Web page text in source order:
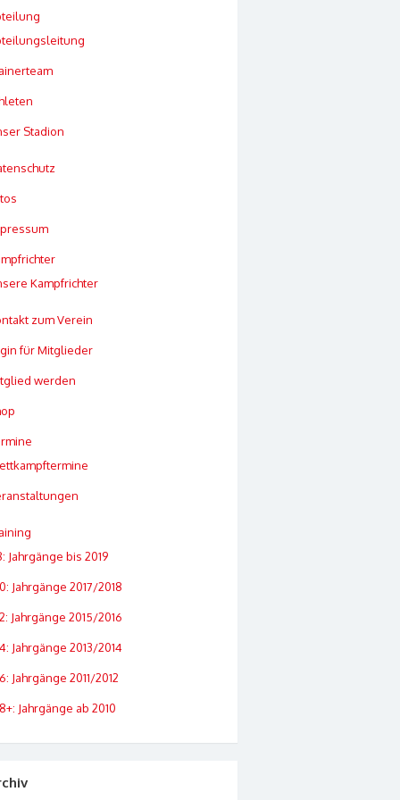
Stadion
Kampfrichter
zum Verein
für Mitglieder
werden
Jahrgänge bis 2019
Jahrgänge 2017/2018
Jahrgänge 2015/2016
Jahrgänge 2013/2014
Jahrgänge 2011/2012
Jahrgänge ab 2010